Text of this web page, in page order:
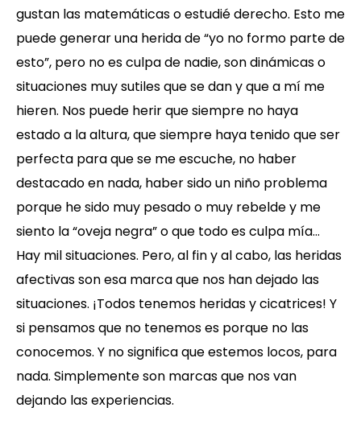
gustan las matemáticas o estudié derecho. Esto me
puede generar una herida de “yo no formo parte de
esto”, pero no es culpa de nadie, son dinámicas o
situaciones muy sutiles que se dan y que a mí me
hieren. Nos puede herir que siempre no haya
estado a la altura, que siempre haya tenido que ser
perfecta para que se me escuche, no haber
destacado en nada, haber sido un niño problema
porque he sido muy pesado o muy rebelde y me
siento la “oveja negra” o que todo es culpa mía…
Hay mil situaciones. Pero, al fin y al cabo, las heridas
afectivas son esa marca que nos han dejado las
situaciones. ¡Todos tenemos heridas y cicatrices! Y
si pensamos que no tenemos es porque no las
conocemos. Y no significa que estemos locos, para
nada. Simplemente son marcas que nos van
dejando las experiencias.